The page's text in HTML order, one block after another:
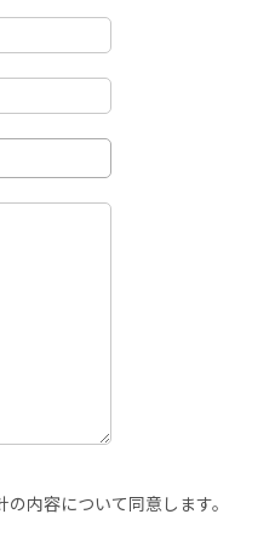
内容について同意します。